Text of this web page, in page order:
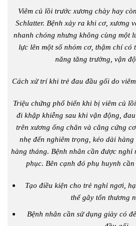
Viêm củ lồi trước xương chày hay
Schlatter. Bệnh xảy ra khi cơ, xương
nhanh chóng nhưng không cùng một
lực lên một số nhóm cơ, thậm chí có
năng tăng trưởng, vận
Cách xử trí khi trẻ đau đầu gối do
Triệu chứng phổ biến khi bị viêm củ
đi khập khiễng sau khi vận động,
trên xương ống chân và căng cứng
nhẹ đến nghiêm trọng, kéo dài
hàng tháng. Bệnh nhân cần được
phục. Bên cạnh đó phụ huynh
Tạo điều kiện cho trẻ nghỉ ngơi,
thể gây tổn thương
Bệnh nhân cần sử dụng giày có